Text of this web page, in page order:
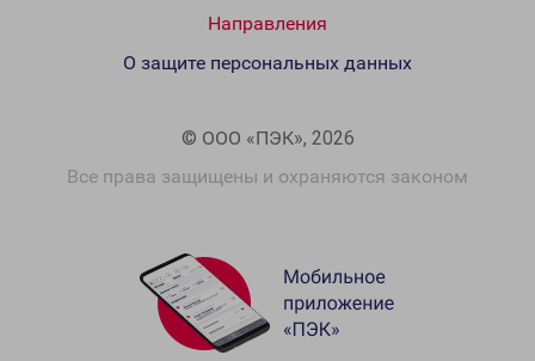
Направления
© ООО «ПЭК», 2026
Все права защищены и охраняются законом
О защите персональных данных